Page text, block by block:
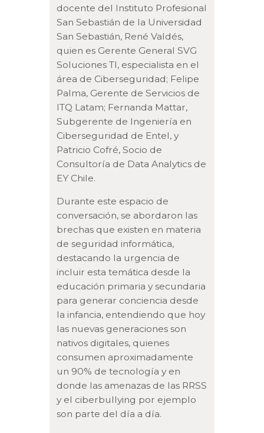
docente del Instituto Profesional
San Sebastián de la Universidad
San Sebastián, René Valdés,
quien es Gerente General SVG
Soluciones TI, especialista en el
área de Ciberseguridad; Felipe
Palma, Gerente de Servicios de
ITQ Latam; Fernanda Mattar,
Subgerente de Ingeniería en
Ciberseguridad de Entel, y
Patricio Cofré, Socio de
Consultoría de Data Analytics de
EY Chile.
Durante este espacio de
conversación, se abordaron las
brechas que existen en materia
de seguridad informática,
destacando la urgencia de
incluir esta temática desde la
educación primaria y secundaria
para generar conciencia desde
la infancia, entendiendo que hoy
las nuevas generaciones son
nativos digitales, quienes
consumen aproximadamente
un 90% de tecnología y en
donde las amenazas de las RRSS
y el ciberbullying por ejemplo
son parte del día a día.